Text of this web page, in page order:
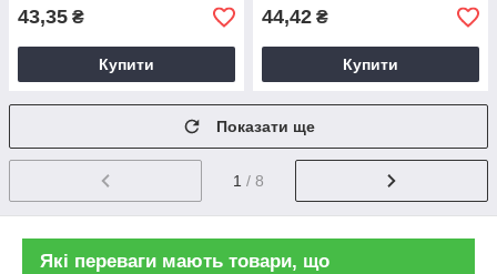
43,35 ₴
Купити
44,42 ₴
Купити
Показати ще
1 / 8
Які переваги мають товари, що